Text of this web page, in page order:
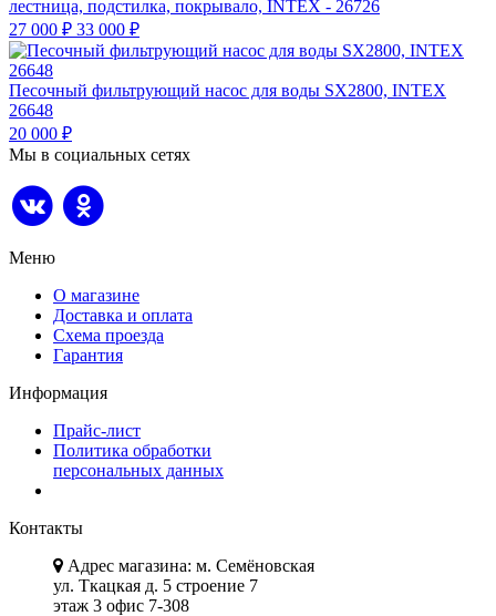
лестница, подстилка, покрывало, INTEX - 26726
27 000 ₽ 33 000 ₽
Песочный фильтрующий насос для воды SX2800, INTEX
26648
20 000 ₽
Мы в социальных сетях
Меню
О магазине
Доставка и оплата
Схема проезда
Гарантия
Информация
Прайс-лист
Политика обработки
персональных данных
Контакты
Адрес магазина: м. Семёновская
ул. Ткацкая д. 5 строение 7
этаж 3 офис 7-308